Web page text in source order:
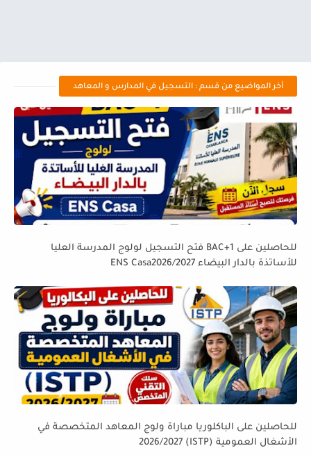
أخر المواضيع من قسم : التسجيل في المدارس و المعاهد
للحاصلين على BAC+1 فتح التسجيل لولوج المدرسة العليا
للأساتذة بالدار البيضاء ENS Casa2026/2027
للحاصلين على الباكلوريا مباراة ولوج المعاهد المتخصصة في
الأشغال العمومية (ISTP) 2026/2027